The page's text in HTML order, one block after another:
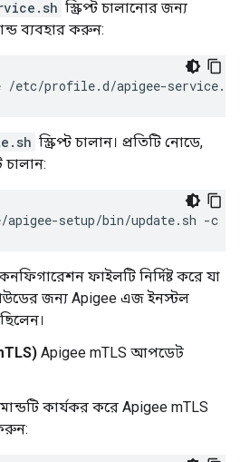
স্ক্রিপ্ট চালানোর জন্য
ব্যবহার করুন:
/etc/profile.d/apigee-service.sh
স্ক্রিপ্ট চালান। প্রতিটি নোডে,
চালান:
apigee-setup/bin/update.sh -c
ফাইলটি নির্দিষ্ট করে যা
জন্য Apigee এজ ইনস্টল
Apigee mTLS আপডেট
কার্যকর করে Apigee mTLS